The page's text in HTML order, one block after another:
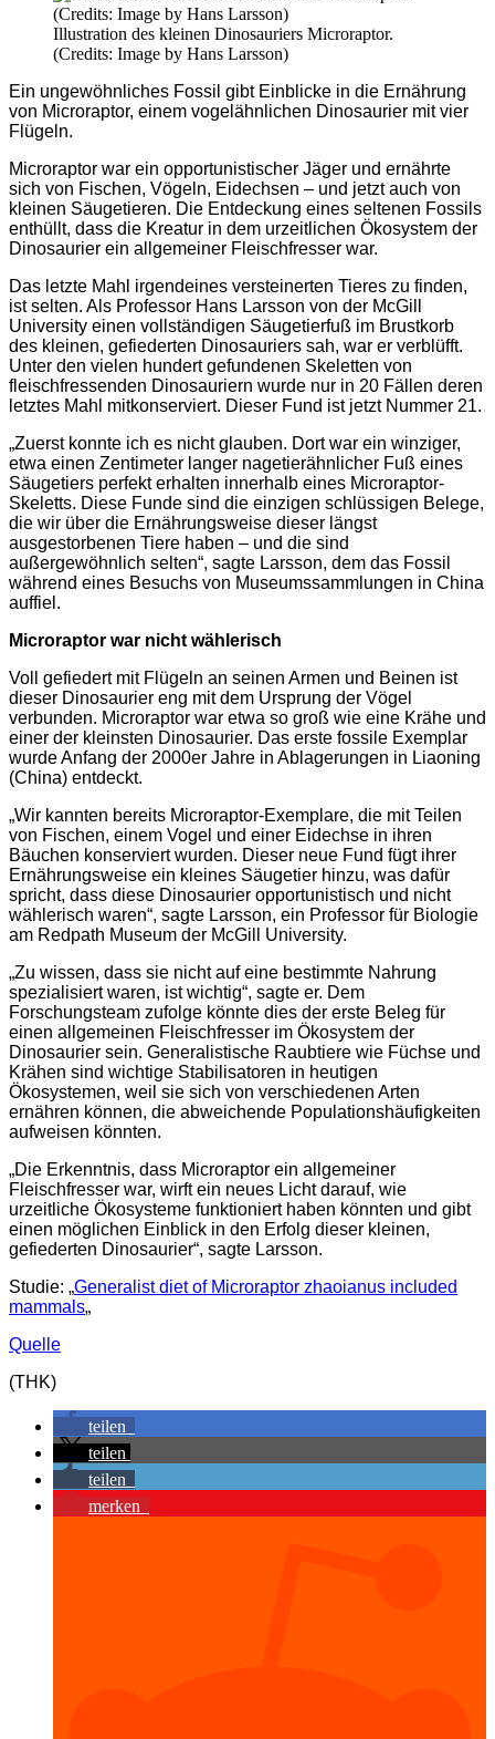
Illustration des kleinen Dinosauriers Microraptor.
(Credits: Image by Hans Larsson)
Ein ungewöhnliches Fossil gibt Einblicke in die Ernährung
von Microraptor, einem vogelähnlichen Dinosaurier mit vier
Flügeln.
Microraptor war ein opportunistischer Jäger und ernährte
sich von Fischen, Vögeln, Eidechsen – und jetzt auch von
kleinen Säugetieren. Die Entdeckung eines seltenen Fossils
enthüllt, dass die Kreatur in dem urzeitlichen Ökosystem der
Dinosaurier ein allgemeiner Fleischfresser war.
Das letzte Mahl irgendeines versteinerten Tieres zu finden,
ist selten. Als Professor Hans Larsson von der McGill
University einen vollständigen Säugetierfuß im Brustkorb
des kleinen, gefiederten Dinosauriers sah, war er verblüfft.
Unter den vielen hundert gefundenen Skeletten von
fleischfressenden Dinosauriern wurde nur in 20 Fällen deren
letztes Mahl mitkonserviert. Dieser Fund ist jetzt Nummer 21.
„Zuerst konnte ich es nicht glauben. Dort war ein winziger,
etwa einen Zentimeter langer nagetierähnlicher Fuß eines
Säugetiers perfekt erhalten innerhalb eines Microraptor-
Skeletts. Diese Funde sind die einzigen schlüssigen Belege,
die wir über die Ernährungsweise dieser längst
ausgestorbenen Tiere haben – und die sind
außergewöhnlich selten“, sagte Larsson, dem das Fossil
während eines Besuchs von Museumssammlungen in China
auffiel.
Microraptor war nicht wählerisch
Voll gefiedert mit Flügeln an seinen Armen und Beinen ist
dieser Dinosaurier eng mit dem Ursprung der Vögel
verbunden. Microraptor war etwa so groß wie eine Krähe und
einer der kleinsten Dinosaurier. Das erste fossile Exemplar
wurde Anfang der 2000er Jahre in Ablagerungen in Liaoning
(China) entdeckt.
„Wir kannten bereits Microraptor-Exemplare, die mit Teilen
von Fischen, einem Vogel und einer Eidechse in ihren
Bäuchen konserviert wurden. Dieser neue Fund fügt ihrer
Ernährungsweise ein kleines Säugetier hinzu, was dafür
spricht, dass diese Dinosaurier opportunistisch und nicht
wählerisch waren“, sagte Larsson, ein Professor für Biologie
am Redpath Museum der McGill University.
„Zu wissen, dass sie nicht auf eine bestimmte Nahrung
spezialisiert waren, ist wichtig“, sagte er. Dem
Forschungsteam zufolge könnte dies der erste Beleg für
einen allgemeinen Fleischfresser im Ökosystem der
Dinosaurier sein. Generalistische Raubtiere wie Füchse und
Krähen sind wichtige Stabilisatoren in heutigen
Ökosystemen, weil sie sich von verschiedenen Arten
ernähren können, die abweichende Populationshäufigkeiten
aufweisen könnten.
„Die Erkenntnis, dass Microraptor ein allgemeiner
Fleischfresser war, wirft ein neues Licht darauf, wie
urzeitliche Ökosysteme funktioniert haben könnten und gibt
einen möglichen Einblick in den Erfolg dieser kleinen,
gefiederten Dinosaurier“, sagte Larsson.
Studie: „Generalist diet of Microraptor zhaoianus included
mammals„
Quelle
(THK)
teilen
teilen
teilen
merken